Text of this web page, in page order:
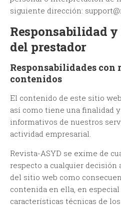
siguiente dirección: ​
Responsabilidad
del prestador
Responsabilidades con
contenidos
El contenido de este sitio
así como tiene una finalidad
informativos de nuestros
actividad empresarial.
Revista-ASYD se exime de
respecto a cualquier decisión
del sitio web como
contenida en ella, en
características técnicas de